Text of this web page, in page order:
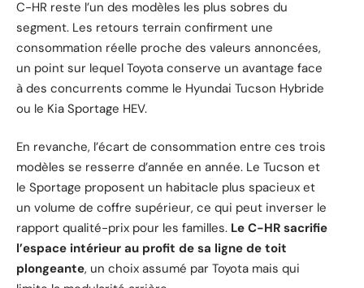
C-HR reste l’un des modèles les plus sobres du
segment. Les retours terrain confirment une
consommation réelle proche des valeurs annoncées,
un point sur lequel Toyota conserve un avantage face
à des concurrents comme le Hyundai Tucson Hybride
ou le Kia Sportage HEV.
En revanche, l’écart de consommation entre ces trois
modèles se resserre d’année en année. Le Tucson et
le Sportage proposent un habitacle plus spacieux et
un volume de coffre supérieur, ce qui peut inverser le
rapport qualité-prix pour les familles. Le C-HR sacrifie
l’espace intérieur au profit de sa ligne de toit
plongeante, un choix assumé par Toyota mais qui